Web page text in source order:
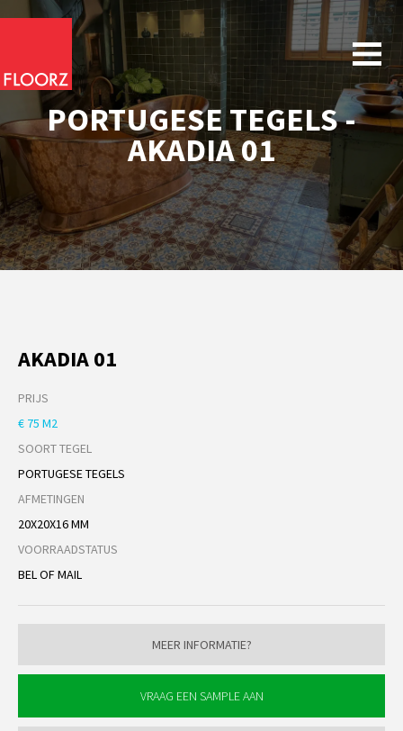
PORTUGESE TEGELS -
AKADIA 01
AKADIA 01
PRIJS
€ 75 M2
SOORT TEGEL
PORTUGESE TEGELS
AFMETINGEN
20X20X16 MM
VOORRAADSTATUS
BEL OF MAIL
MEER INFORMATIE?